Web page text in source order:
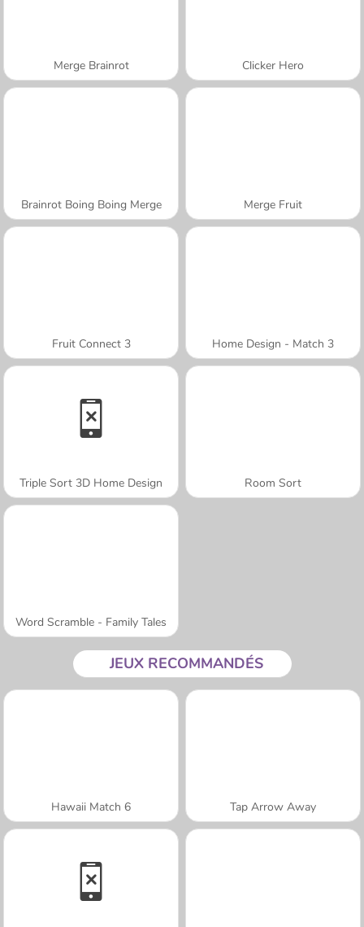
Merge Brainrot Clicker Hero
Brainrot Boing Boing Merge Merge Fruit
Fruit Connect 3 Home Design - Match 3
Triple Sort 3D Home Design Room Sort
Word Scramble - Family Tales
JEUX RECOMMANDÉS
Hawaii Match 6 Tap Arrow Away